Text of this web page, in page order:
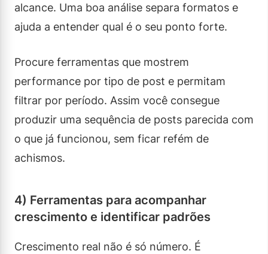
alcance. Uma boa análise separa formatos e
ajuda a entender qual é o seu ponto forte.
Procure ferramentas que mostrem
performance por tipo de post e permitam
filtrar por período. Assim você consegue
produzir uma sequência de posts parecida com
o que já funcionou, sem ficar refém de
achismos.
4) Ferramentas para acompanhar
crescimento e identificar padrões
Crescimento real não é só número. É